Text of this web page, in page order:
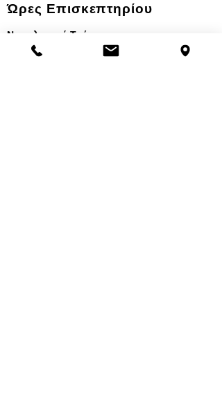
Ώρες Επισκεπτηρίου
Νοσηλευτικά Τμήματα
Χειμερινό ωράριο: 11.00-13.00
17.30-19.30